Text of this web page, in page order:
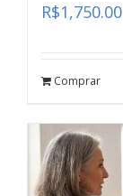
R$1,750.00
Comprar